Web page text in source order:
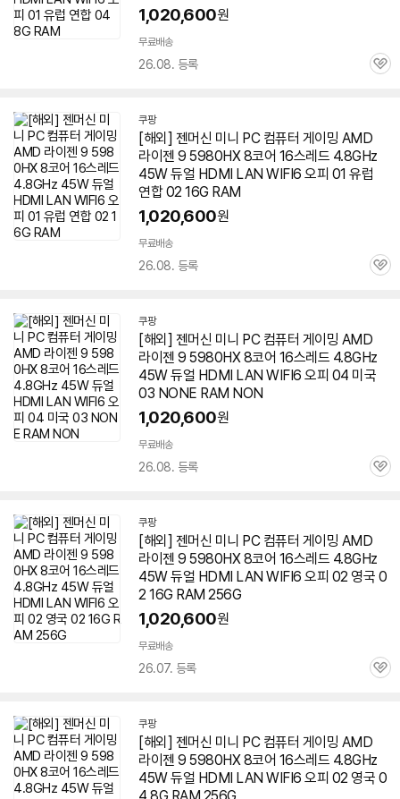
1,020,600원
무료배송
26.08. 등록
관
쿠팡
[해외] 젠머신 미니 PC 컴퓨터 게이밍 AMD
라이젠 9 5980HX8코어 16스레드 4.8GHz
45W 듀얼 HDMI LAN WIFI6 오피 01 유럽 ​​
연합 02 16G RAM
1,020,600원
무료배송
26.08. 등록
관
쿠팡
[해외] 젠머신 미니 PC 컴퓨터 게이밍 AMD
라이젠 9 5980HX8코어 16스레드 4.8GHz
45W 듀얼 HDMI LAN WIFI6 오피 04 미국
03 NONE RAM NON
1,020,600원
무료배송
26.08. 등록
관
쿠팡
[해외] 젠머신 미니 PC 컴퓨터 게이밍 AMD
라이젠 9 5980HX8코어 16스레드 4.8GHz
45W 듀얼 HDMI LAN WIFI6 오피 02 영국 0
2 16G RAM 256G
1,020,600원
무료배송
26.07. 등록
관
쿠팡
[해외] 젠머신 미니 PC 컴퓨터 게이밍 AMD
라이젠 9 5980HX8코어 16스레드 4.8GHz
45W 듀얼 HDMI LAN WIFI6 오피 02 영국 0